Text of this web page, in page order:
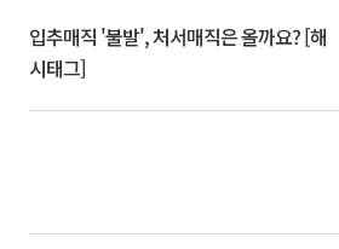
입추매직 '불발', 처서매직은 올까요? [해
시태그]